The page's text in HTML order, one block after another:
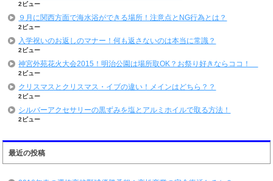
2ビュー
９月に関西方面で海水浴ができる場所！注意点とNG行為とは？
2ビュー
入学祝いのお返しのマナー！何も返さないのは本当に常識？
2ビュー
神宮外苑花火大会2015！明治公園は場所取OK？お祭り好きならココ！
2ビュー
クリスマスとクリスマス・イブの違い！メインはどちら？？
2ビュー
シルバーアクセサリーの黒ずみを塩とアルミホイルで取る方法！
2ビュー
最近の投稿